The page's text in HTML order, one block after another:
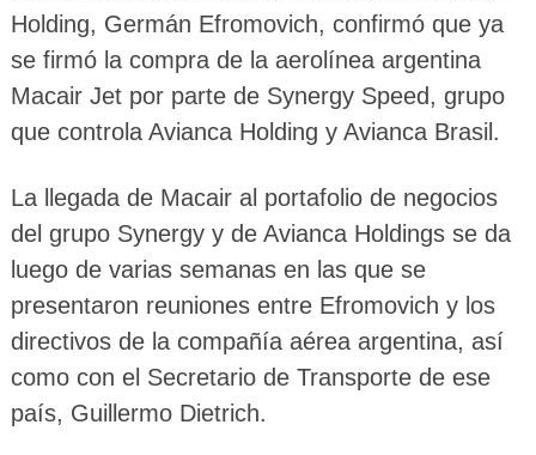
Holding, Germán Efromovich, confirmó que ya
se firmó la compra de la aerolínea argentina
Macair Jet por parte de Synergy Speed, grupo
que controla Avianca Holding y Avianca Brasil.
La llegada de Macair al portafolio de negocios
del grupo Synergy y de Avianca Holdings se da
luego de varias semanas en las que se
presentaron reuniones entre Efromovich y los
directivos de la compañía aérea argentina, así
como con el Secretario de Transporte de ese
país, Guillermo Dietrich.